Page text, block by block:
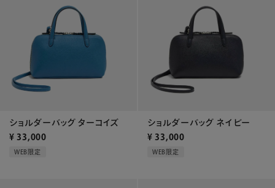
ショルダーバッグ ターコイズ
¥ 33,000
WEB限定
ショルダーバッグ ネイビー
¥ 33,000
WEB限定